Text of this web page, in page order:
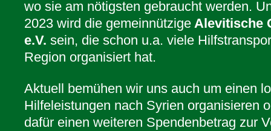
wo sie am nötigsten gebraucht werden.
2023 wird die gemeinnützige Alevitische
e.V. sein, die schon u.a. viele
Region organisiert hat.
Aktuell bemühen wir uns auch um einen
Hilfeleistungen nach Syrien organisieren
dafür einen weiteren Spendenbetrag zur